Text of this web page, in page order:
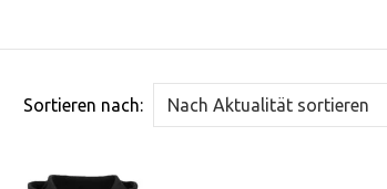
Sortieren nach: